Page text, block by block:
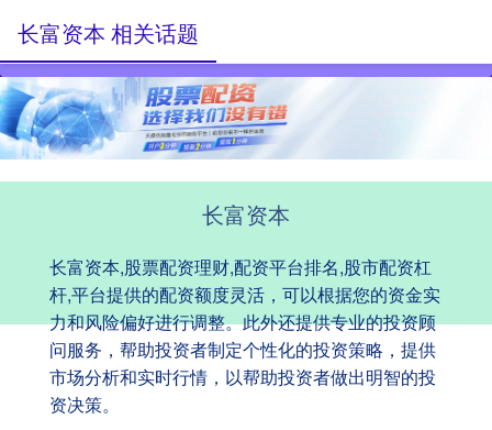
长富资本
长富资本,股票配资理财,配资平台排名,股市配资杠
杆,平台提供的配资额度灵活，可以根据您的资金实
力和风险偏好进行调整。此外还提供专业的投资顾
问服务，帮助投资者制定个性化的投资策略，提供
市场分析和实时行情，以帮助投资者做出明智的投
资决策。
长富资本 相关话题